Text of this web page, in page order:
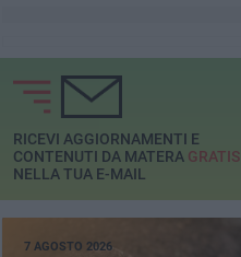
RICEVI AGGIORNAMENTI E
CONTENUTI DA MATERA GRATIS
NELLA TUA E-MAIL
7 AGOSTO 2026